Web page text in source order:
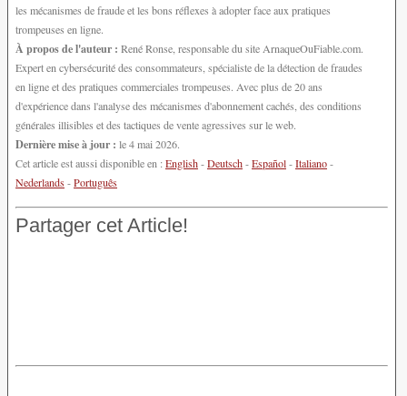
les mécanismes de fraude et les bons réflexes à adopter face aux pratiques
trompeuses en ligne.
À propos de l'auteur : René Ronse, responsable du site ArnaqueOuFiable.com.
Expert en cybersécurité des consommateurs, spécialiste de la détection de fraudes
en ligne et des pratiques commerciales trompeuses. Avec plus de 20 ans
d'expérience dans l'analyse des mécanismes d'abonnement cachés, des conditions
générales illisibles et des tactiques de vente agressives sur le web.
Dernière mise à jour : le 4 mai 2026.
Cet article est aussi disponible en :English-Deutsch-Español-Italiano-
Nederlands-Português
Partager cet Article!